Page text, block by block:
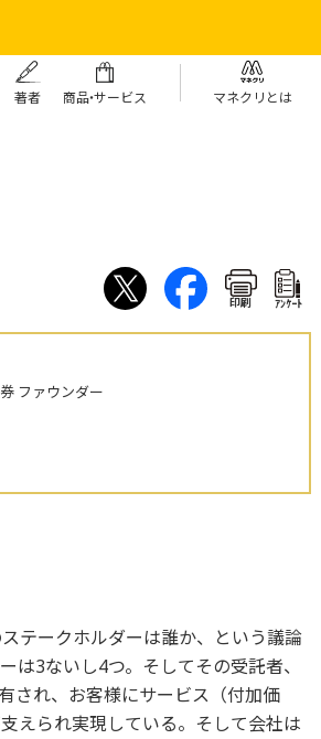
著者 商品・サービス マネクリとは
印刷 ｱﾝｹｰﾄ
ファウンダー
テークホルダーは誰か、という議論
は3ないし4つ。そしてその受託者、
され、お客様にサービス（付加価
えられ実現している。そして会社は